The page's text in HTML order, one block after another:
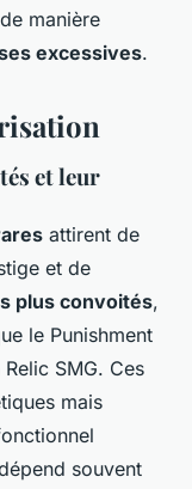
manière
excessives.
et leur
attirent de
et de
plus convoités,
le Punishment
SMG. Ces
mais
souvent